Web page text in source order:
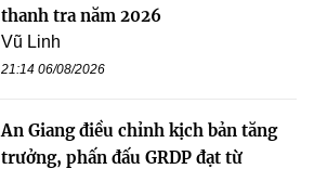
thanh tra năm 2026
Vũ Linh
21:14 06/08/2026
An Giang điều chỉnh kịch bản tăng
trưởng, phấn đấu GRDP đạt từ